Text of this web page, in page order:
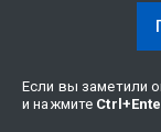
Если вы заметили
и нажмите Ctrl +